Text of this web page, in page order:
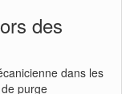
des
dans les
purge